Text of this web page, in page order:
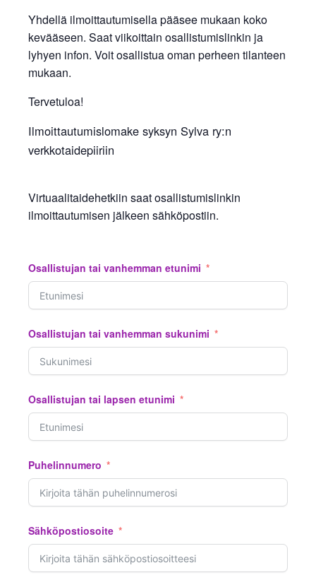
Yhdellä ilmoittautumisella pääsee mukaan koko
kevääseen. Saat viikoittain osallistumislinkin ja
lyhyen infon. Voit osallistua oman perheen tilanteen
mukaan.
Tervetuloa!
Ilmoittautumislomake syksyn Sylva ry:n
verkkotaidepiiriin
Virtuaalitaidehetkiin saat osallistumislinkin
ilmoittautumisen jälkeen sähköpostiin.
Osallistujan tai vanhemman etunimi
Osallistujan tai vanhemman sukunimi
Osallistujan tai lapsen etunimi
Puhelinnumero
Sähköpostiosoite